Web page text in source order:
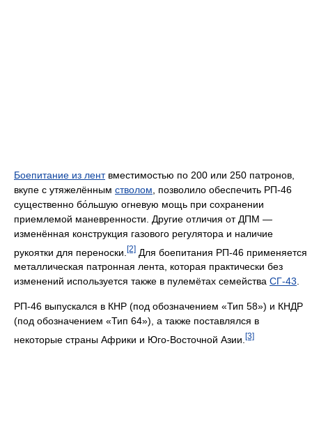
Боепитание из лентвместимостью по 200 или 250 патронов,
вкупе с утяжелённым стволом , позволило обеспечить РП-46
существенно бо́льшую огневую мощь при сохранении
приемлемой маневренности. Другие отличия от ДПМ —
изменённая конструкция газового регулятора и наличие
рукоятки для переноски. [2] Для боепитания РП-46 применяется
металлическая патронная лента, которая практически без
изменений используется также в пулемётах семейства СГ-43.
РП-46 выпускался в КНР (под обозначением «Тип 58») и КНДР
(под обозначением «Тип 64»), а также поставлялся в
некоторые страны Африки и Юго-Восточной Азии. [3]